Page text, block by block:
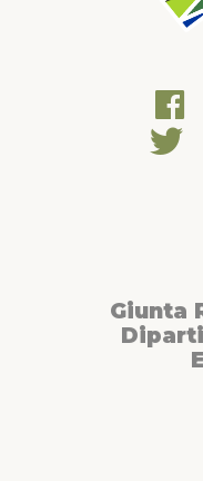
Giunta